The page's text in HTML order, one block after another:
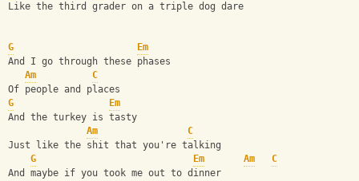
Like the third grader on a triple dog dare
G
Em
And I go through these phases
Am
C
Of people and places
G
Em
And the turkey is tasty
Am
C
Just like the shit that you're talking
G
Em Am
C
And maybe if you took me out to dinner